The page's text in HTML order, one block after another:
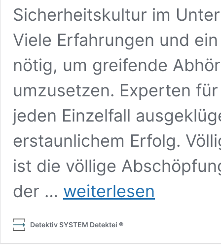
Sicherheitskultur im
Viele Erfahrungen und
nötig, um greifende
umzusetzen. Experten
jeden Einzelfall
erstaunlichem Erfolg.
ist die völlige
der …
Abhörsicherheit:
Visuell-
und
vor
weiterlesen
Detektiv SYSTEM Detektei ®